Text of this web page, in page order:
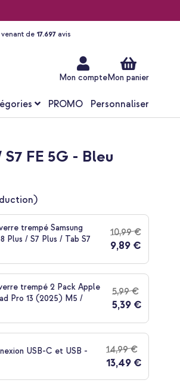
venant de 17.697 avis
Mon compteMon panier
PROMO Personnaliser
FE 5G - Bleu
trempé Samsung
Plus / S7 Plus / Tab S7
10,99 €
9,89 €
trempé 2 Pack Apple
Pro 13 (2025) M5 /
5,99 €
5,39 €
USB-C et USB -
14,99 €
13,49 €